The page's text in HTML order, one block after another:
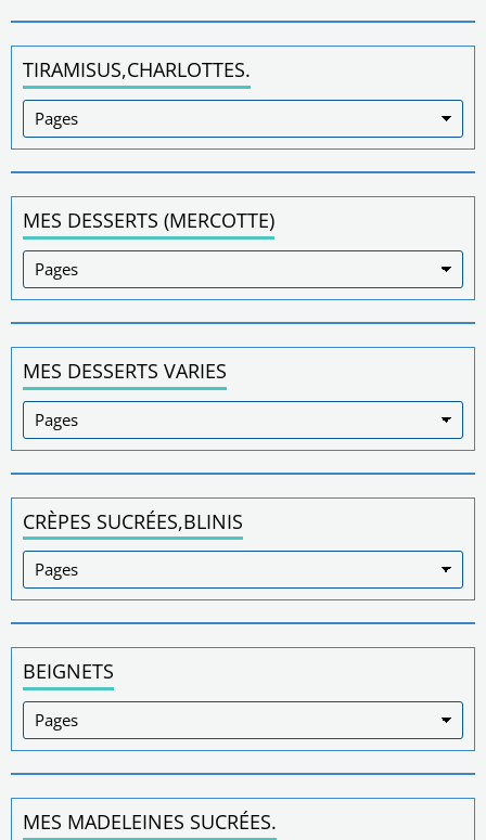
TIRAMISUS,CHARLOTTES.
MES DESSERTS (MERCOTTE)
MES DESSERTS VARIES
CRÈPES SUCRÉES,BLINIS
BEIGNETS
MES MADELEINES SUCRÉES.